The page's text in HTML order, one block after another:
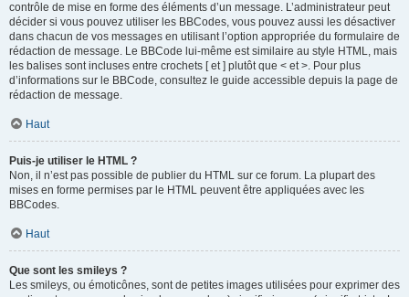
contrôle de mise en forme des éléments d’un message. L’administrateur peut
décider si vous pouvez utiliser les BBCodes, vous pouvez aussi les désactiver
dans chacun de vos messages en utilisant l’option appropriée du formulaire de
rédaction de message. Le BBCode lui-même est similaire au style HTML, mais
les balises sont incluses entre crochets [ et ] plutôt que < et >. Pour plus
d’informations sur le BBCode, consultez le guide accessible depuis la page de
rédaction de message.
Haut
Puis-je utiliser le HTML ?
Non, il n’est pas possible de publier du HTML sur ce forum. La plupart des
mises en forme permises par le HTML peuvent être appliquées avec les
BBCodes.
Haut
Que sont les smileys ?
Les smileys, ou émoticônes, sont de petites images utilisées pour exprimer des